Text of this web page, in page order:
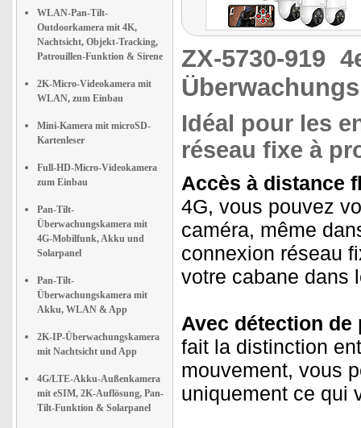
WLAN-Pan-Tilt-
Outdoorkamera mit 4K,
Nachtsicht, Objekt-Tracking,
Patrouillen-Funktion & Sirene
2K-Micro-Videokamera mit
WLAN, zum Einbau
Mini-Kamera mit microSD-
Kartenleser
Full-HD-Micro-Videokamera
zum Einbau
Pan-Tilt-
Überwachungskamera mit
4G-Mobilfunk, Akku und
Solarpanel
Pan-Tilt-
Überwachungskamera mit
Akku, WLAN & App
2K-IP-Überwachungskamera
mit Nachtsicht und App
4G/LTE-Akku-Außenkamera
mit eSIM, 2K-Auflösung, Pan-
Tilt-Funktion & Solarpanel
ZX-5730-919
Idéal pour les
réseau fixe à
Accès à distance
4G, vous pouvez
caméra, même
connexion réseau
votre cabane dans
Avec détection de
fait la distinction
mouvement, vous
uniquement ce qui